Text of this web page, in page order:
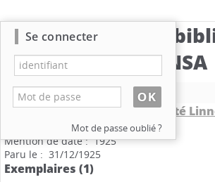
Catalogue de la
du CBNSA
Nouvelle recherche
Procès-Verbaux de la Société
tome 77
Mention de date : 1925
Paru le : 31/12/1925
Exemplaires (1)
Se connecter
Mot de passe oublié ?